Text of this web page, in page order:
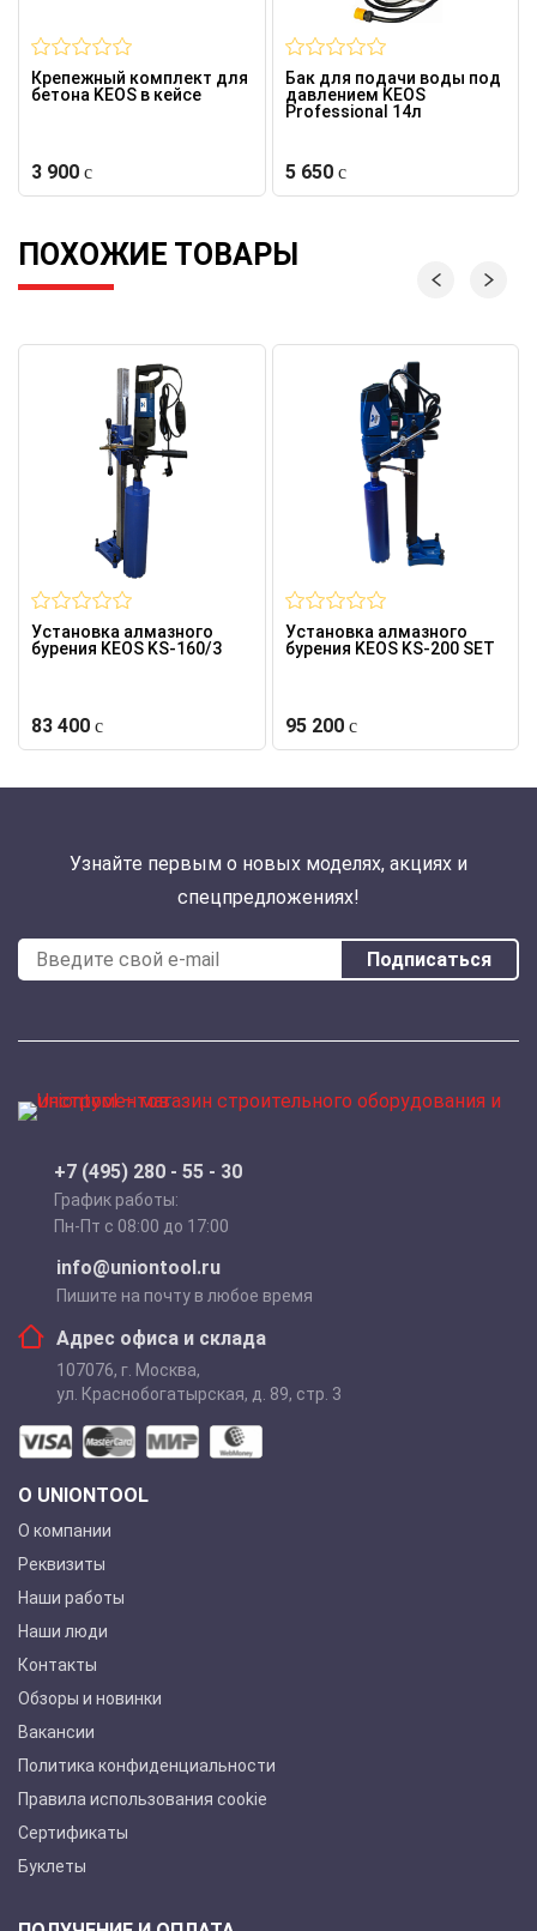
Крепежный комплект для
бетона KEOS в кейсе
3 900
Бак для подачи воды под
давлением KEOS
Professional 14л
5 650
ПОХОЖИЕ ТОВАРЫ
Установка алмазного
бурения KEOS KS-160/3
83 400
Установка алмазного
бурения KEOS KS-200 SET
95 200
Узнайте первым о новых моделях, акциях и
спецпредложениях!
Подписаться
+7 (495) 280 - 55 - 30
График работы:
Пн-Пт с 08:00 до 17:00
info@uniontool.ru
Пишите на почту в любое время
Адрес офиса и склада
107076, г. Москва,
ул. Краснобогатырская, д. 89, стр. 3
О UNIONTOOL
О компании
Реквизиты
Наши работы
Наши люди
Контакты
Обзоры и новинки
Вакансии
Политика конфиденциальности
Правила использования cookie
Сертификаты
Буклеты